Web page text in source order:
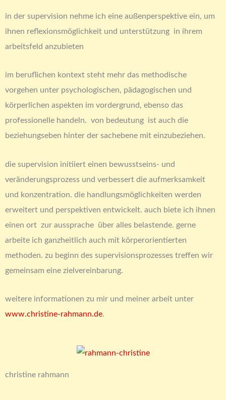
in der supervision nehme ich eine außenperspektive ein, um
ihnen reflexionsmöglichkeit und unterstützung in ihrem
arbeitsfeld anzubieten
im beruflichen kontext steht mehr das methodische
vorgehen unter psychologischen, pädagogischen und
körperlichen aspekten im vordergrund, ebenso das
professionelle handeln. von bedeutung ist auch die
beziehungseben hinter der sachebene mit einzubeziehen.
die supervision initiiert einen bewusstseins- und
veränderungsprozess und verbessert die aufmerksamkeit
und konzentration. die handlungsmöglichkeiten werden
erweitert und perspektiven entwickelt. auch biete ich ihnen
einen ort zur aussprache über alles belastende. gerne
arbeite ich ganzheitlich auch mit körperorientierten
methoden. zu beginn des supervisionsprozesses treffen wir
gemeinsam eine zielvereinbarung.
weitere informationen zu mir und meiner arbeit unter
www.christine-rahmann.de.
christine rahmann